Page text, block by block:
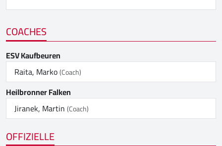
COACHES
ESV Kaufbeuren
Raita, Marko(Coach)
Heilbronner Falken
Jiranek, Martin(Coach)
OFFIZIELLE